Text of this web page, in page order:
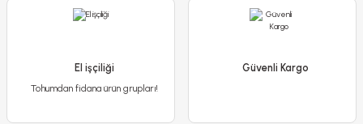
Detaylı İncele
El işçiliği
Tohumdan fidana ürün grupları!
Güvenli Kargo